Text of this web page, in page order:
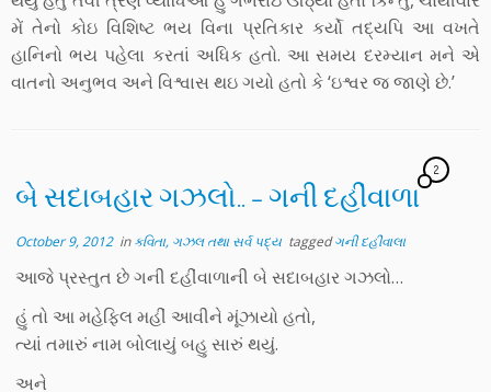
મેં તેનો કોઇ વિશિષ્ટ ભય વિના પ્રતિકાર કર્યો તદ્યપિ આ વખતે
હાનિનો ભય પહેલા કરતાં અધિક હતો. આ સમય દરમ્યાન મને એ
વાતનો અનુભવ અને વિશ્વાસ થઇ ગયો હતો કે ‘ઇશ્વર જ જાણે છે.’
બે સદાબહાર ગઝલો.. – ગની દહીંવાળા
2
October 9, 2012inકવિતા, ગઝલ તથા સર્વ પદ્ય taggedગની દહીંવાલા
આજે પ્રસ્તુત છે ગની દહીંવાળાની બે સદાબહાર ગઝલો…
હું તો આ મહેફિલ મહીં આવીને મૂંઝાયો હતો,
ત્યાં તમારું નામ બોલાયું બહુ સારું થયું.
અને